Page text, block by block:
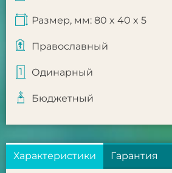
Размер, мм: 80 x 40 x 5
Православный
Одинарный
Бюджетный
Характеристики Гарантия